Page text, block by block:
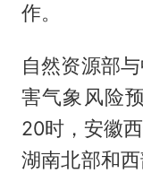
作。
自然资源部
害气象风险
20时，安徽
湖南北部和